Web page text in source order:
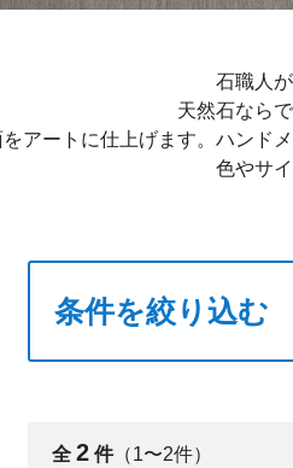
石職人
天然石なら
アートに仕上げます。ハンド
色やサ
条件を絞り込む
全 2 件（1〜2件）